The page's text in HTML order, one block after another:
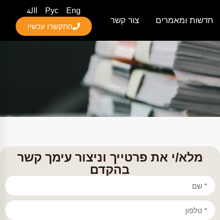
חדשות ומאמרים צור קשר
Eng
Рус
االة
התקשרו עכשיו
מלא/י את פרטייך וניצור עימך קשר
בהקדם